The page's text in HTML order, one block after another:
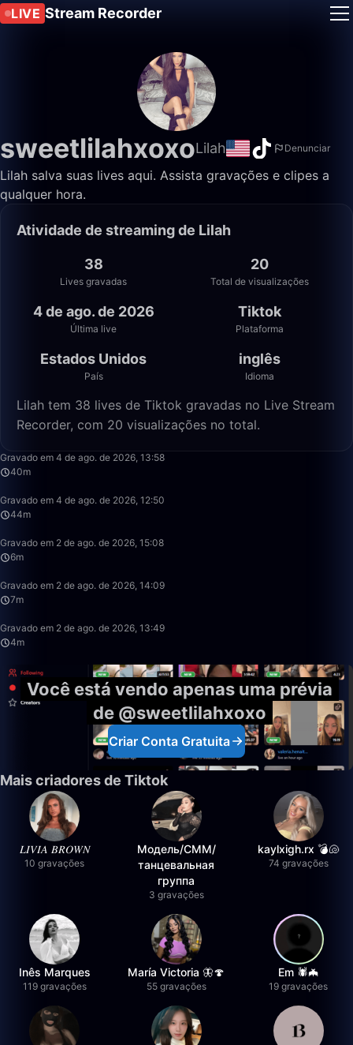
LIVE Stream Recorder
sweetlilahxoxoLilah Denunciar
Lilah salva suas lives aqui. Assista gravações e clipes a
qualquer hora.
Atividade de streaming de Lilah
38
Lives gravadas
20
Total de visualizações
4 de ago. de 2026
Última live
Tiktok
Plataforma
Estados Unidos
País
inglês
Idioma
Lilah tem 38 lives de Tiktok gravadas no Live Stream
Recorder, com 20 visualizações no total.
Gravado em 4 de ago. de 2026, 13:58
40m
Gravado em 4 de ago. de 2026, 12:50
44m
Gravado em 2 de ago. de 2026, 15:08
6m
Gravado em 2 de ago. de 2026, 14:09
7m
Gravado em 2 de ago. de 2026, 13:49
4m
Você está vendo apenas uma prévia
de @sweetlilahxoxo
Criar Conta Gratuita
Mais criadores de Tiktok
𝐿𝐼𝑉𝐼𝐴 𝐵𝑅𝑂𝑊𝑁
10 gravações
Модель/СММ/
танцевальная
группа
3 gravações
kaylxigh.rx 💣🐚
74 gravações
Inês Marques
119 gravações
María Victoria 🦋🍄
55 gravações
Em 🕷️🦇
19 gravações